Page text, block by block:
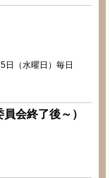
日（水曜日）毎日
会終了後～）